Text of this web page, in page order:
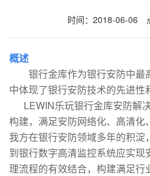
时间：2018-06-06
概述
银行金库作为银行安防中最
中体现了银行安防技术的先进性
LEWIN乐玩银行金库安防解
构建，满足安防网络化、高清化
我方在银行安防领域多年的积淀
到银行数字高清监控系统应实
理流程的有效结合，构建满足